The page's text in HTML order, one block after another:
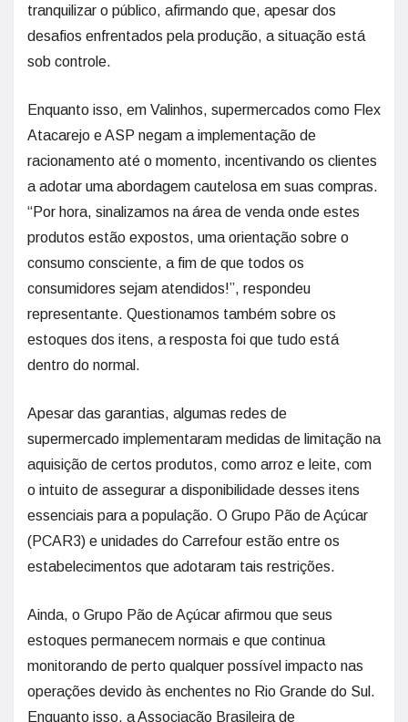
tranquilizar o público, afirmando que, apesar dos
desafios enfrentados pela produção, a situação está
sob controle.
Enquanto isso, em Valinhos, supermercados como Flex
Atacarejo e ASP negam a implementação de
racionamento até o momento, incentivando os clientes
a adotar uma abordagem cautelosa em suas compras.
“Por hora, sinalizamos na área de venda onde estes
produtos estão expostos, uma orientação sobre o
consumo consciente, a fim de que todos os
consumidores sejam atendidos!”, respondeu
representante. Questionamos também sobre os
estoques dos itens, a resposta foi que tudo está
dentro do normal.
Apesar das garantias, algumas redes de
supermercado implementaram medidas de limitação na
aquisição de certos produtos, como arroz e leite, com
o intuito de assegurar a disponibilidade desses itens
essenciais para a população. O Grupo Pão de Açúcar
(PCAR3) e unidades do Carrefour estão entre os
estabelecimentos que adotaram tais restrições.
Ainda, o Grupo Pão de Açúcar afirmou que seus
estoques permanecem normais e que continua
monitorando de perto qualquer possível impacto nas
operações devido às enchentes no Rio Grande do Sul.
Enquanto isso, a Associação Brasileira de